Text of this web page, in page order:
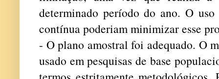
determinado período do ano. O
contínua poderiam minimizar esse
- O plano amostral foi adequado. O
usado em pesquisas de base